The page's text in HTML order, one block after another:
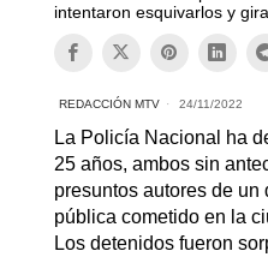
intentaron esquivarlos y
REDACCIÓN MTV 24/11/2022
La Policía Nacional ha
25 años, ambos sin
presuntos autores de un
pública cometido en la
Los detenidos fueron